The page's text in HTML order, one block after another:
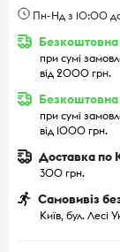
Пн-Нд з 10:00
Безкоштовна
при сумі
від 2000 грн.
при сумі
від 1000 грн.
Доставка по
300 грн.
Самовивіз
Київ, бул. Лесі